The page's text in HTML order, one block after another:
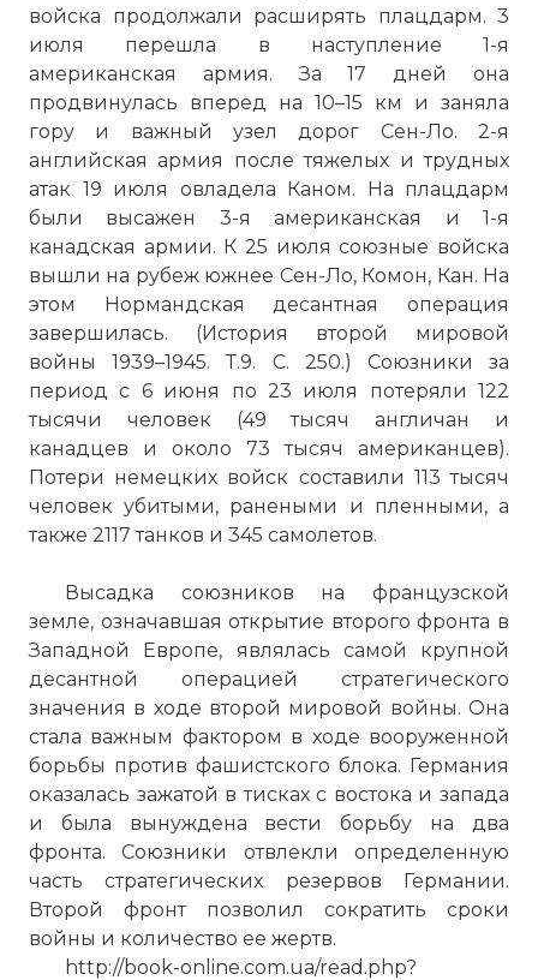
войска продолжали расширять плацдарм. 3
июля перешла в наступление 1-я
американская армия. За 17 дней она
продвинулась вперед на 10–15 км и заняла
гору и важный узел дорог Сен-Ло. 2-я
английская армия после тяжелых и трудных
атак 19 июля овладела Каном. На плацдарм
были высажен 3-я американская и 1-я
канадская армии. К 25 июля союзные войска
вышли на рубеж южнее Сен-Ло, Комон, Кан. На
этом Нормандская десантная операция
завершилась. (История второй мировой
войны 1939–1945. Т.9. С. 250.) Союзники за
период с 6 июня по 23 июля потеряли 122
тысячи человек (49 тысяч англичан и
канадцев и около 73 тысяч американцев).
Потери немецких войск составили 113 тысяч
человек убитыми, ранеными и пленными, а
также 2117 танков и 345 самолетов.
Высадка союзников на французской
земле, означавшая открытие второго фронта в
Западной Европе, являлась самой крупной
десантной операцией стратегического
значения в ходе второй мировой войны. Она
стала важным фактором в ходе вооруженной
борьбы против фашистского блока. Германия
оказалась зажатой в тисках с востока и запада
и была вынуждена вести борьбу на два
фронта. Союзники отвлекли определенную
часть стратегических резервов Германии.
Второй фронт позволил сократить сроки
войны и количество ее жертв.
http://book-online.com.ua/read.php?